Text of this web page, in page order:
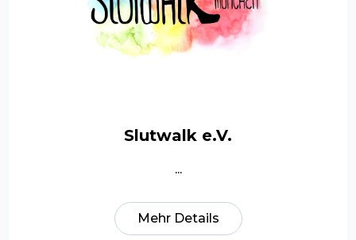
Slutwalk e.V.
...
Mehr Details